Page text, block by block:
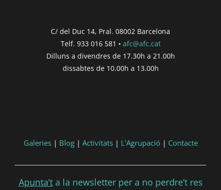
C/ del Duc 14, Pral. 08002 Barcelona
Telf. 933 016 581 • afc@afc.cat
Dilluns a divendres de 17.30h a 21.00h
dissabtes de 10.00h a 13.00h
Galeries| Blog| Activitats| L’Agrupació| Contacte
Apunta’ta la newsletter per a no perdre’t res